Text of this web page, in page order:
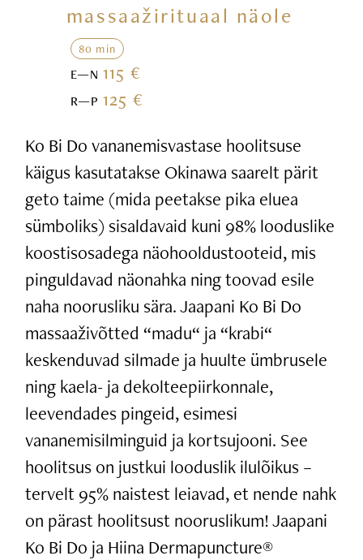
massaažirituaal näole
80 min
E—N115 €
R—P125 €
Ko Bi Do vananemisvastase hoolitsuse
käigus kasutatakse Okinawa saarelt pärit
geto taime (mida peetakse pika eluea
sümboliks) sisaldavaid kuni 98% looduslike
koostisosadega näohooldustooteid, mis
pinguldavad näonahka ning toovad esile
naha noorusliku sära. Jaapani Ko Bi Do
massaaživõtted “madu“ ja “krabi“
keskenduvad silmade ja huulte ümbrusele
ning kaela- ja dekolteepiirkonnale,
leevendades pingeid, esimesi
vananemisilminguid ja kortsujooni. See
hoolitsus on justkui looduslik ilulõikus –
tervelt 95% naistest leiavad, et nende nahk
on pärast hoolitsust nooruslikum! Jaapani
Ko Bi Do ja Hiina Dermapuncture®